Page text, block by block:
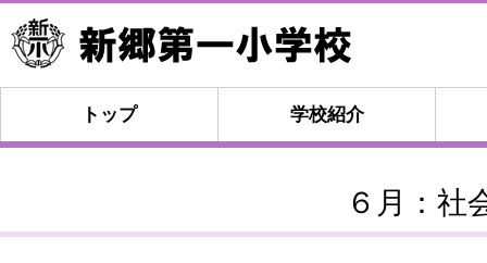
トップ 学校紹介
６月：社